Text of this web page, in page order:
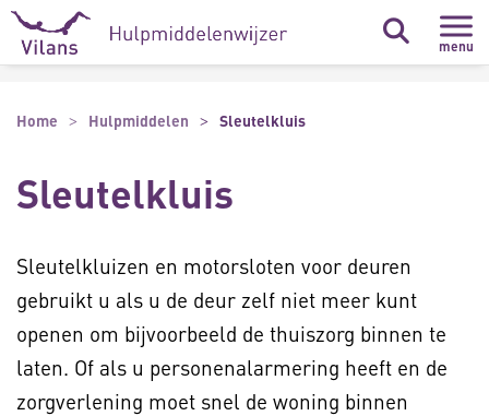
Naar hoofdinhoud
Naar footer
menu
Home Hulpmiddelen Sleutelkluis
Sleutelkluis
Sleutelkluizen en motorsloten voor deuren
gebruikt u als u de deur zelf niet meer kunt
openen om bijvoorbeeld de thuiszorg binnen te
laten. Of als u personenalarmering heeft en de
zorgverlening moet snel de woning binnen